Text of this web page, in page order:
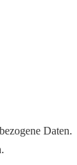
Daten.